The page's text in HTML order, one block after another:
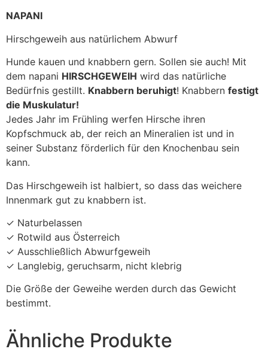
NAPANI
Hirschgeweih aus natürlichem Abwurf
Hunde kauen und knabbern gern. Sollen sie auch! Mit
dem napani HIRSCHGEWEIH wird das natürliche
Bedürfnis gestillt. Knabbern beruhigt! Knabbern festigt
die Muskulatur!
Jedes Jahr im Frühling werfen Hirsche ihren
Kopfschmuck ab, der reich an Mineralien ist und in
seiner Substanz förderlich für den Knochenbau sein
kann.
Das Hirschgeweih ist halbiert, so dass das weichere
Innenmark gut zu knabbern ist.
✓ Naturbelassen
✓ Rotwild aus Österreich
✓ Ausschließlich Abwurfgeweih
✓ Langlebig, geruchsarm, nicht klebrig
Die Größe der Geweihe werden durch das Gewicht
bestimmt.
Ähnliche Produkte